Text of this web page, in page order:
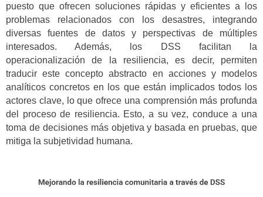
puesto que ofrecen soluciones rápidas y eficientes a los
problemas relacionados con los desastres, integrando
diversas fuentes de datos y perspectivas de múltiples
interesados. Además, los DSS facilitan la
operacionalización de la resiliencia, es decir, permiten
traducir este concepto abstracto en acciones y modelos
analíticos concretos en los que están implicados todos los
actores clave, lo que ofrece una comprensión más profunda
del proceso de resiliencia. Esto, a su vez, conduce a una
toma de decisiones más objetiva y basada en pruebas, que
mitiga la subjetividad humana.